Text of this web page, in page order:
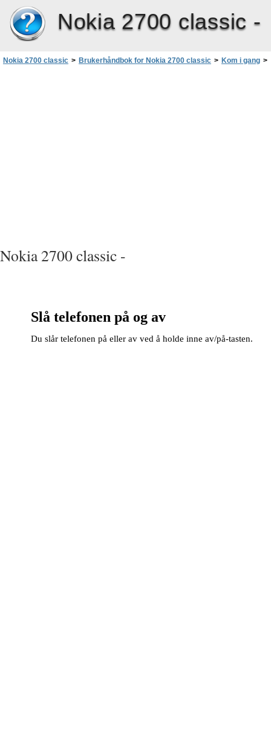
Nokia 2700 classic -
Nokia 2700 classic > Brukerhåndbok for Nokia 2700 classic > Kom i gang >
Nokia 2700 classic -
Slå telefonen på og av
Du slår telefonen på eller av ved å holde inne av/på-tasten.